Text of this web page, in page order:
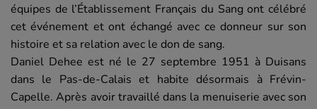
équipes de l’Établissement Français du Sang ont célébré
cet événement et ont échangé avec ce donneur sur son
histoire et sa relation avec le don de sang.
Daniel Dehee est né le 27 septembre 1951 à Duisans
dans le Pas-de-Calais et habite désormais à Frévin-
Capelle. Après avoir travaillé dans la menuiserie avec son